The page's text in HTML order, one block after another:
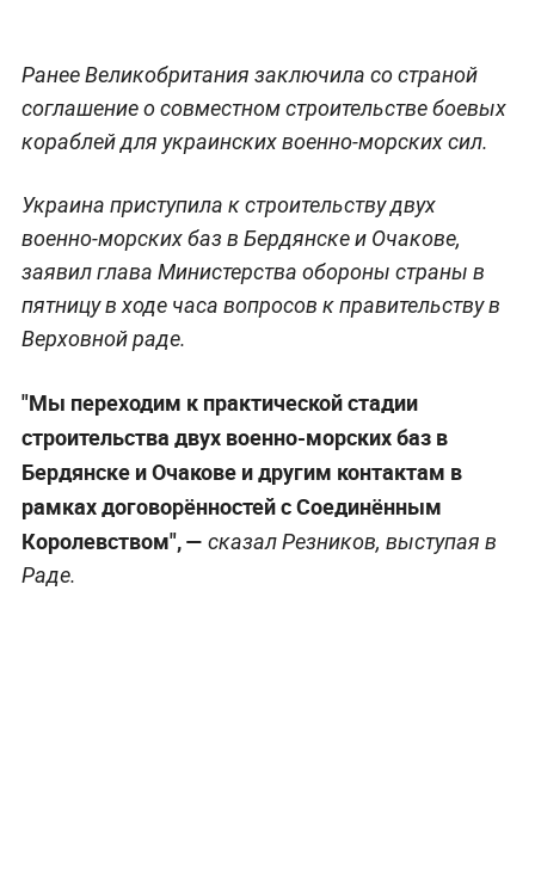
Ранее Великобритания заключила со страной
соглашение о совместном строительстве боевых
кораблей для украинских военно-морских сил.
Украина приступила к строительству двух
военно-морских баз в Бердянске и Очакове,
заявил глава Министерства обороны страны в
пятницу в ходе часа вопросов к правительству в
Верховной раде.
"Мы переходим к практической стадии
строительства двух военно-морских баз в
Бердянске и Очакове и другим контактам в
рамках договорённостей с Соединённым
Королевством", — сказал Резников, выступая в
Раде.